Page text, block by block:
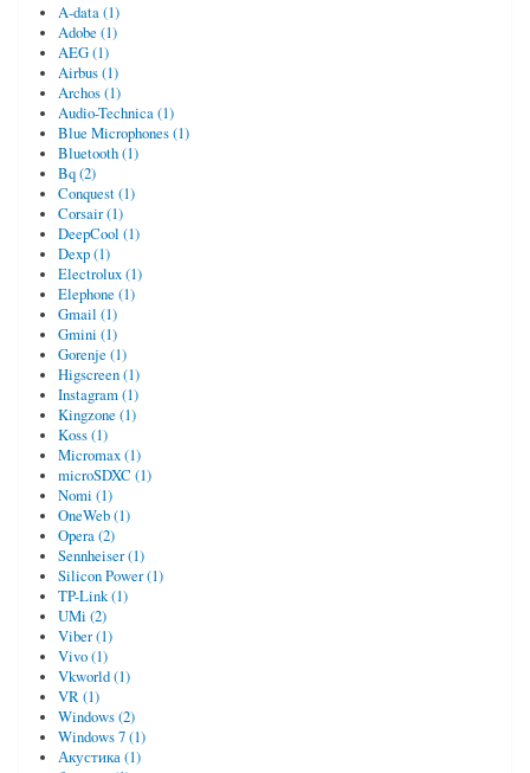
A-data (1)
Adobe (1)
AEG (1)
Airbus (1)
Archos (1)
Audio-Technica (1)
Blue Microphones (1)
Bluetooth (1)
Bq (2)
Conquest (1)
Corsair (1)
DeepCool (1)
Dexp (1)
Electrolux (1)
Elephone (1)
Gmail (1)
Gmini (1)
Gorenje (1)
Higscreen (1)
Instagram (1)
Kingzone (1)
Koss (1)
Micromax (1)
microSDXC (1)
Nomi (1)
OneWeb (1)
Opera (2)
Sennheiser (1)
Silicon Power (1)
TP-Link (1)
UMi (2)
Viber (1)
Vivo (1)
Vkworld (1)
VR (1)
Windows (2)
Windows 7 (1)
Акустика (1)